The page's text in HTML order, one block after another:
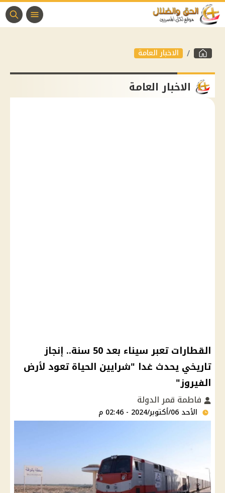
الاخبار العامة
الاخبار العامة
القطارات تعبر سيناء بعد 50 سنة.. إنجاز
تاريخي يحدث غدا "شرايين الحياة تعود لأرض
الفيروز"
فاطمة قمر الدولة
الأحد 06/أكتوبر/2024 - 02:46 م